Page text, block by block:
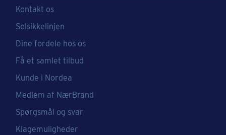
Kontakt os
Solsikkelinjen
Dine fordele hos os
Få et samlet tilbud
Kunde i Nordea
Medlem af NærBrand
Spørgsmål og svar
Klagemuligheder